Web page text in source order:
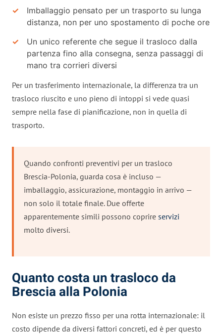
Imballaggio pensato per un trasporto su lunga
distanza, non per uno spostamento di poche ore
Un unico referente che segue il trasloco dalla
partenza fino alla consegna, senza passaggi di
mano tra corrieri diversi
Per un trasferimento internazionale, la differenza tra un
trasloco riuscito e uno pieno di intoppi si vede quasi
sempre nella fase di pianificazione, non in quella di
trasporto.
Quando confronti preventivi per un trasloco
Brescia-Polonia, guarda cosa è incluso —
imballaggio, assicurazione, montaggio in arrivo —
non solo il totale finale. Due offerte
apparentemente simili possono coprire servizi
molto diversi.
Quanto costa un trasloco da
Brescia alla Polonia
Non esiste un prezzo fisso per una rotta internazionale: il
costo dipende da diversi fattori concreti, ed è per questo